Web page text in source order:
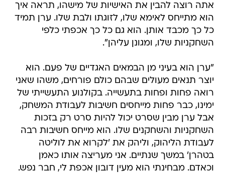
אתה רוצה להבין את האישיות של מישהו, תראה איך
הוא מתייחס לאימא שלו, לזוגתו ולבת שלו. ערן תמיד
כל כך מכבד אותן. הוא גם כל כך אכפתי כלפי
השחקניות שלו, ומגונן עליהן".
"ערן הוא בעיני מן הבמאים האגדיים של פעם. הוא
יוצר תנאים מעולים שבהם כולם פורחים, משהו שאני
רואה פחות ופחות בתעשייה. בקולנוע התעשייתי של
ימינו, כבר פחות מייחסים חשיבות לעבודת המשחק,
אבל ערן מבין שסרט יכול להיות סרט רק בזכות
השחקניות והשחקנים שלו. הוא מייחס חשיבות רבה
לעבודת הליהוק, וליהק את 'לקרוא את לוליטה
בטהרן' במשך שנתיים. אני מעריצה אותו כאמן
וכאדם. מבחינתי הוא מעין דובון אכפת לי, חבר נפש.